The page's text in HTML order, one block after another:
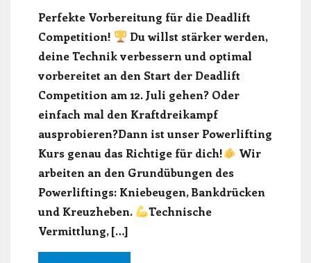
Perfekte Vorbereitung für die Deadlift
Competition!
Du willst stärker werden,
deine Technik verbessern und optimal
vorbereitet an den Start der Deadlift
Competition am 12. Juli gehen? Oder
einfach mal den Kraftdreikampf
ausprobieren?Dann ist unser Powerlifting
Kurs genau das Richtige für dich!
Wir
arbeiten an den Grundübungen des
Powerliftings: Kniebeugen, Bankdrücken
und Kreuzheben.
Technische
Vermittlung, […]